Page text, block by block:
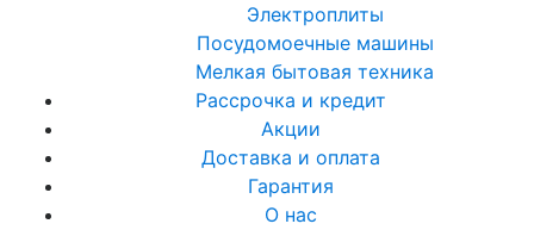
Электроплиты
Посудомоечные машины
Мелкая бытовая техника
Рассрочка и кредит
Акции
Доставка и оплата
Гарантия
О нас